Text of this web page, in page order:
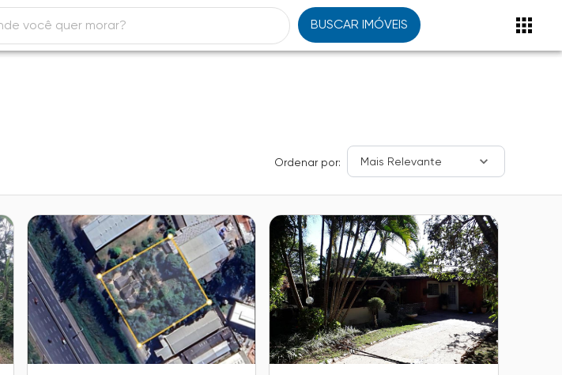
BUSCAR IMÓVEIS
Ordenar por: Mais Relevante